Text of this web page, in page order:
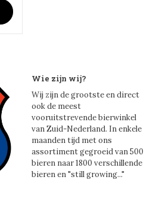
Wie zijn wij?
Wij zijn de grootste en direct
ook de meest
vooruitstrevende bierwinkel
van Zuid-Nederland. In enkele
maanden tijd met ons
assortiment gegroeid van 500
bieren naar 1800 verschillende
bieren en "still growing..."